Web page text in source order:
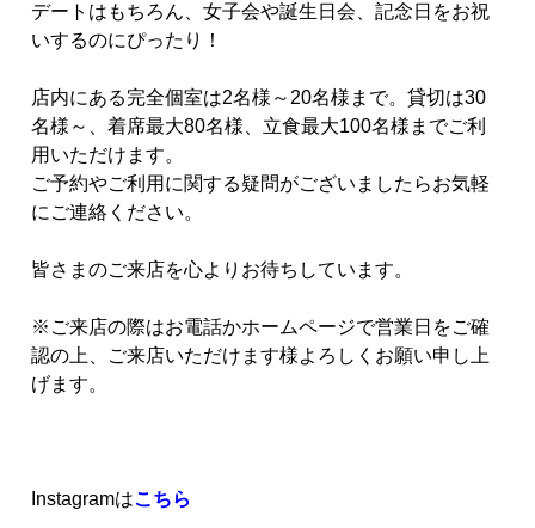
デートはもちろん、女子会や誕生日会、記念日をお祝
いするのにぴったり！
店内にある完全個室は2名様～20名様まで。貸切は30
名様～、着席最大80名様、立食最大100名様までご利
用いただけます。
ご予約やご利用に関する疑問がございましたらお気軽
にご連絡ください。
皆さまのご来店を心よりお待ちしています。
※ご来店の際はお電話かホームページで営業日をご確
認の上、ご来店いただけます様よろしくお願い申し上
げます。
Instagramはこちら